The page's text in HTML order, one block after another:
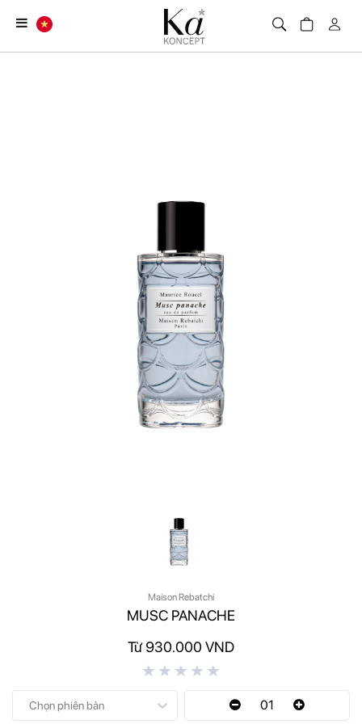
Maison Rebatchi
MUSC PANACHE
Từ 930.000 VND
Chọn phiên bản 01